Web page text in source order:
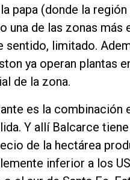
papa (donde la
una de las zonas más
sentido, limitado.
ya operan plantas
de la zona.
es la combinación
Y allí Balcarce
de la hectárea
inferior a los